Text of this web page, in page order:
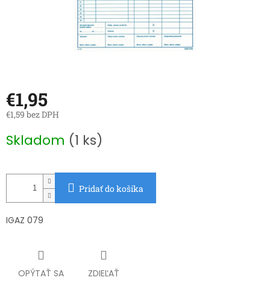
€1,95
€1,59 bez DPH
cena:
Skladom (1 ks)
Pridať do košíka
IGAZ 079
OPÝTAŤ SA ZDIEĽAŤ